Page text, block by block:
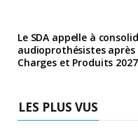
Le SDA appelle à
audioprothésistes
Charges et Produits 2027
LES PLUS VUS